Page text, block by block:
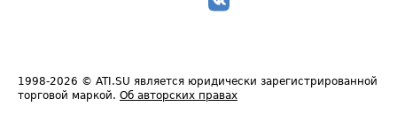
1998-2026 © ATI.SU является юридически зарегистрированной
торговой маркой. Об авторских правах